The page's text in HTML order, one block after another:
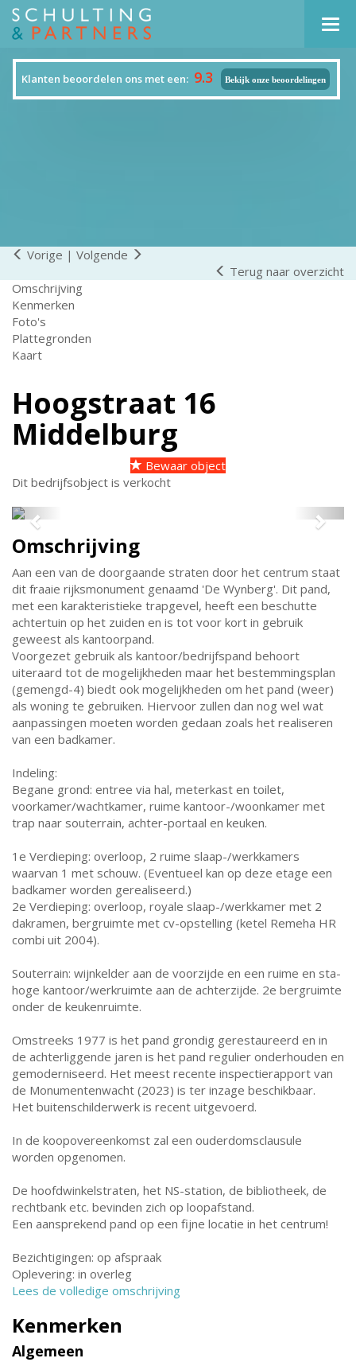
Klanten beoordelen ons met een: 9.3 Bekijk onze beoordelingen
Vorige | Volgende
Terug naar overzicht
Omschrijving
Kenmerken
Foto's
Plattegronden
Kaart
Hoogstraat 16
Middelburg
Bewaar object
Dit bedrijfsobject is verkocht
Previous Next
Omschrijving
Aan een van de doorgaande straten door het centrum staat
dit fraaie rijksmonument genaamd 'De Wynberg'. Dit pand,
met een karakteristieke trapgevel, heeft een beschutte
achtertuin op het zuiden en is tot voor kort in gebruik
geweest als kantoorpand.
Voorgezet gebruik als kantoor/bedrijfspand behoort
uiteraard tot de mogelijkheden maar het bestemmingsplan
(gemengd-4) biedt ook mogelijkheden om het pand (weer)
als woning te gebruiken. Hiervoor zullen dan nog wel wat
aanpassingen moeten worden gedaan zoals het realiseren
van een badkamer.
Indeling:
Begane grond: entree via hal, meterkast en toilet,
voorkamer/wachtkamer, ruime kantoor-/woonkamer met
trap naar souterrain, achter-portaal en keuken.
1e Verdieping: overloop, 2 ruime slaap-/werkkamers
waarvan 1 met schouw. (Eventueel kan op deze etage een
badkamer worden gerealiseerd.)
2e Verdieping: overloop, royale slaap-/werkkamer met 2
dakramen, bergruimte met cv-opstelling (ketel Remeha HR
combi uit 2004).
Souterrain: wijnkelder aan de voorzijde en een ruime en sta-
hoge kantoor/werkruimte aan de achterzijde. 2e bergruimte
onder de keukenruimte.
Omstreeks 1977 is het pand grondig gerestaureerd en in
de achterliggende jaren is het pand regulier onderhouden en
gemoderniseerd. Het meest recente inspectierapport van
de Monumentenwacht (2023) is ter inzage beschikbaar.
Het buitenschilderwerk is recent uitgevoerd.
In de koopovereenkomst zal een ouderdomsclausule
worden opgenomen.
De hoofdwinkelstraten, het NS-station, de bibliotheek, de
rechtbank etc. bevinden zich op loopafstand.
Een aansprekend pand op een fijne locatie in het centrum!
Bezichtigingen: op afspraak
Oplevering: in overleg
Lees de volledige omschrijving
Kenmerken
Algemeen